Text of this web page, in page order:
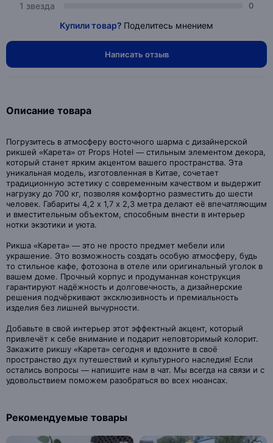
1 звезда 0
Купили товар? Поделитесь мнением
Написать отзыв
Описание товара
Погрузитесь в атмосферу восточного шарма с дизайнерской
рикшей «Карета» от Props Hotel — стильным элементом декора,
который станет ярким акцентом вашего пространства. Эта
уникальная модель, изготовленная в Китае, сочетает
традиционную эстетику с современным качеством и выдержит
нагрузку до 700 кг, позволяя комфортно разместить до шести
человек. Габариты 4,2 х 1,7 х 2,3 метра делают её впечатляющим
и вместительным объектом, способным внести в интерьер
нотки экзотики и уюта.
Рикша «Карета» — это не просто предмет мебели или
украшение. Это возможность создать особую атмосферу, будь
то стильное кафе, фотозона в отеле или оригинальный уголок в
вашем доме. Прочный корпус и продуманная конструкция
гарантируют надёжность и долговечность, а дизайнерские
решения подчёркивают эксклюзивность и премиальность
изделия без лишней вычурности.
Добавьте в свой интерьер этот эффектный акцент, который
привлечёт к себе внимание и подарит неповторимый колорит.
Закажите рикшу «Карета» сегодня и вдохните в своё
пространство дух путешествий и культурного наследия! Если
остались вопросы — напишите нам в чат. Мы всегда на связи и с
удовольствием поможем разобраться во всех нюансах.
Рекомендуемые товары